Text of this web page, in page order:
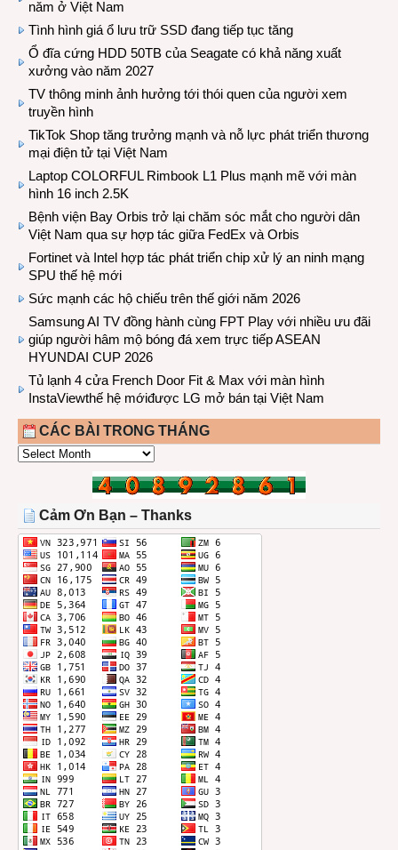
năm ở Việt Nam
Tình hình giá ổ lưu trữ SSD đang tiếp tục tăng
Ổ đĩa cứng HDD 50TB của Seagate có khả năng xuất
xưởng vào năm 2027
TV thông minh ảnh hưởng tới thói quen của người xem
truyền hình
TikTok Shop tăng trưởng mạnh và nỗ lực phát triển thương
mại điện tử tại Việt Nam
Laptop COLORFUL Rimbook L1 Plus mạnh mẽ với màn
hình 16 inch 2.5K
Bệnh viện Bay Orbis trở lại chăm sóc mắt cho người dân
Việt Nam qua sự hợp tác giữa FedEx và Orbis
Fortinet và Intel hợp tác phát triển chip xử lý an ninh mạng
SPU thế hệ mới
Sức mạnh các hộ chiếu trên thế giới năm 2026
Samsung AI TV đồng hành cùng FPT Play với nhiều ưu đãi
giúp người hâm mộ bóng đá xem trực tiếp ASEAN
HYUNDAI CUP 2026
Tủ lạnh 4 cửa French Door Fit & Max với màn hình
InstaViewthế hệ mớiđược LG mở bán tại Việt Nam
CÁC BÀI TRONG THÁNG
CÁC
THÁNG
Cảm Ơn Bạn – Thanks